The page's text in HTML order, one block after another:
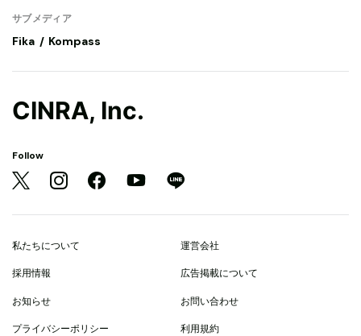
サブメディア
Fika Kompass
CINRA, Inc.
Follow
私たちについて 運営会社
採用情報 広告掲載について
お知らせ お問い合わせ
プライバシーポリシー 利用規約